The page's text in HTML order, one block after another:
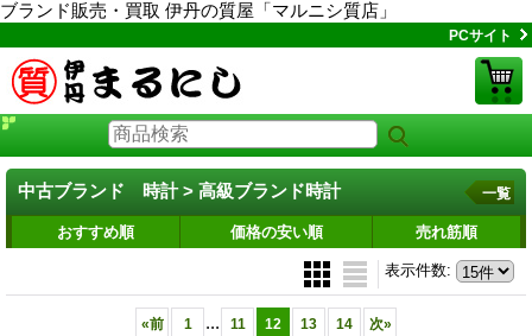
ブランド販売・買取 伊丹の質屋「マルニシ質店」
PCサイト
中古ブランド 時計 > 高級ブランド時計 一覧
おすすめ順 価格の安い順 売れ筋順
表示件数:
«前 1 ... 11 12 13 14 次»